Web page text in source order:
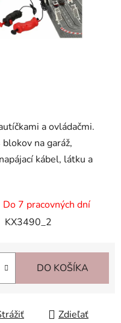
a ovládačmi.
na garáž,
kábel, látku a
Do 7 pracovných dní
KX3490_2
DO KOŠÍKA
Zdieľať